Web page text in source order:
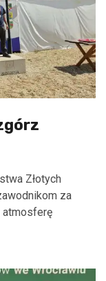
Złotych
za
atmosferę